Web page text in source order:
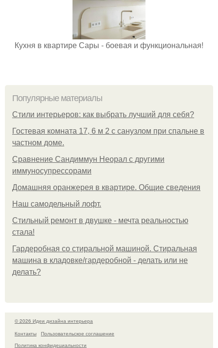
Кухня в квартире Сары - боевая и функциональная!
Популярные материалы
Стили интерьеров: как выбрать лучший для себя?
Гостевая комната 17, 6 м 2 с санузлом при спальне в
частном доме.
Сравнение Сандиммун Неорал с другими
иммуносупрессорами
Домашняя оранжерея в квартире. Общие сведения
Наш самодельный лофт.
Стильный ремонт в двушке - мечта реальностью
стала!
Гардеробная со стиральной машиной. Стиральная
машина в кладовке/гардеробной - делать или не
делать?
© 2026 Идеи дизайна интерьера
Контакты
Пользовательское соглашение
Политика конфидециальности